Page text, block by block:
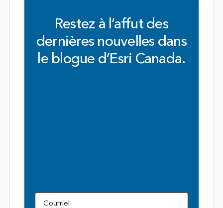
Restez à l’affut des
dernières nouvelles dans
le blogue d’Esri Canada.
Courriel